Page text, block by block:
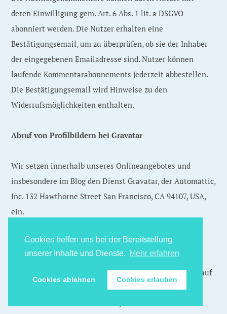
Cookies helfen uns bei der Bereitstellung
unserer Inhalte und Dienste. Mehr erfahren
Cookies ablehnen Cookies erlauben
deren Einwilligung gem. Art. 6 Abs. 1 lit. a DSGVO
abonniert werden. Die Nutzer erhalten eine
Bestätigungsemail, um zu überprüfen, ob sie der Inhaber
der eingegebenen Emailadresse sind. Nutzer können
laufende Kommentarabonnements jederzeit abbestellen.
Die Bestätigungsemail wird Hinweise zu den
Widerrufsmöglichkeiten enthalten.
Abruf von Profilbildern bei Gravatar
Wir setzen innerhalb unseres Onlineangebotes und
insbesondere im Blog den Dienst Gravatar, der Automattic,
Inc. 132 Hawthorne Street San Francisco, CA 94107, USA,
ein.
Gravatar ist ein Dienst, bei dem sich Nutzer anmelden
und Profilbilder und ihre E-Mailadressen hinterlegen
können. Wen Nutzer mit der jeweiligen E-Mailadresse auf
anderen Onlinepräsenzen (vor allem in Blogs) Beiträge